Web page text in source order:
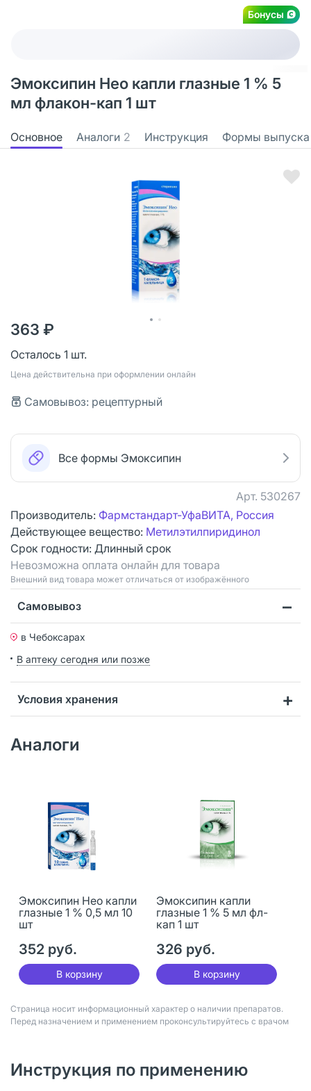
Бонусы
Эмоксипин Нео капли глазные 1 % 5
мл флакон-кап 1 шт
Основное Аналоги 2 Инструкция Формы выпуска
363 ₽
Осталось 1 шт.
Цена действительна при оформлении онлайн
Самовывоз: рецептурный
Все формы Эмоксипин
Арт. 530267
Производитель: Фармстандарт-УфаВИТА, Россия
Действующее вещество: Метилэтилпиридинол
Срок годности: Длинный срок
Невозможна оплата онлайн для товара
Bнешний вид товара может отличаться от изображённого
Самовывоз
в Чебоксарах
В аптеку сегодня или позже
Условия хранения
Аналоги
Эмоксипин Нео капли
глазные 1 % 0,5 мл 10
шт
352 руб.
В корзину
Эмоксипин капли
глазные 1 % 5 мл фл-
кап 1 шт
326 руб.
В корзину
Страница носит информационный характер о наличии препаратов.
Перед назначением и применением проконсультируйтесь с врачом
Инструкция по применению